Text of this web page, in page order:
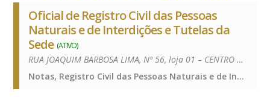
Oficial de Registro Civil das Pessoas
Naturais e de Interdições e Tutelas da
Sede (ATIVO)
RUA JOAQUIM BARBOSA LIMA, Nº 56, loja 01 – CENTRO – 14470-000
Notas, Registro Civil das Pessoas Naturais e de Interdições e Tutelas, Notas, Registro Civil das Pessoas Naturais e de Interdições e Tutelas, Notas, Registro Civil das Pessoas Naturais e de Interdições e Tutelas